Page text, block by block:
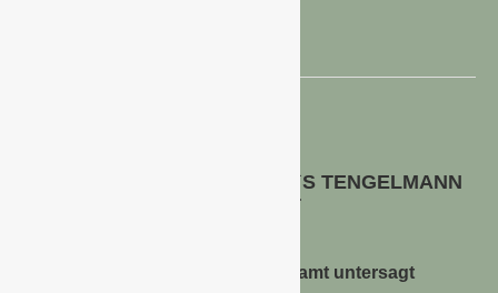
ÜBERNAHME VON KAISER`S TENGELMANN
GEPLATZT
Bundeskartellamt untersagt